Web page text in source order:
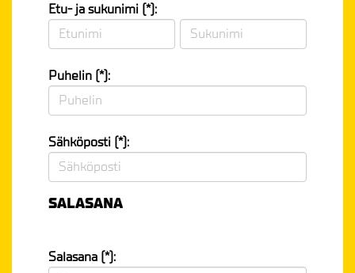
Etu- ja sukunimi (*):
Puhelin (*):
Sähköposti (*):
SALASANA
Salasana (*):